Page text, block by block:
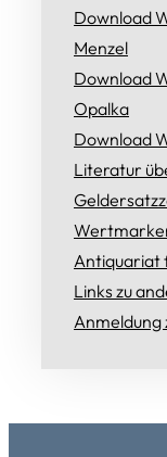
Download
Menzel
Download
Opalka
Download
Literatur
Antiquariat
Links zu
Anmeldung